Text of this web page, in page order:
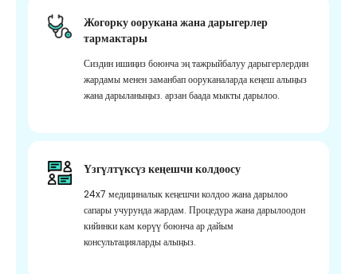
Жогорку оорукана жана дарыгерлер
тармактары
Сиздин ишиңиз боюнча эң тажрыйбалуу дарыгерлердин
жардамы менен заманбап ооруканаларда кеңеш алыңыз
жана дарыланыңыз. арзан баада мыкты дарылоо.
Үзгүлтүксүз кеңешчи колдоосу
24x7 медициналык кеңешчи колдоо жана дарылоо
сапары учурунда жардам. Процедура жана дарылоодон
кийинки кам көрүү боюнча ар дайым
консультацияларды алыңыз.